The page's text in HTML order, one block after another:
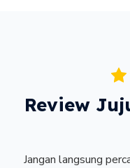
Review
Jangan langsung